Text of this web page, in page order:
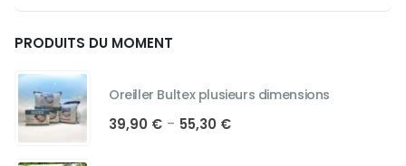
PRODUITS DU MOMENT
Oreiller Bultex plusieurs dimensions
39,90 € – 55,30 €Plage